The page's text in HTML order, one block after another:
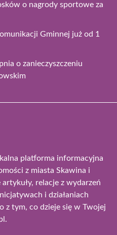
o nagrody sportowe za
Gminnej już od 1
o zanieczyszczeniu
platforma informacyjna
z miasta Skawina i
relacje z wydarzeń
i działaniach
z tym, co dzieje się w Twojej